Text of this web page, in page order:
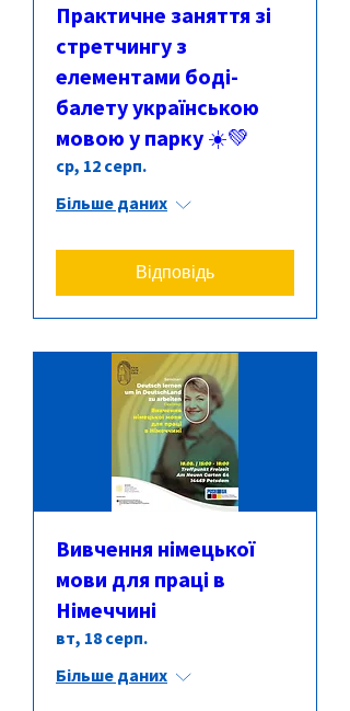
Практичне заняття зі
стретчингу з
елементами боді-
балету українською
мовою у парку ☀️💚
ср, 12 серп.
Більше даних
Відповідь
Вивчення німецької
мови для праці в
Німеччині
вт, 18 серп.
Більше даних